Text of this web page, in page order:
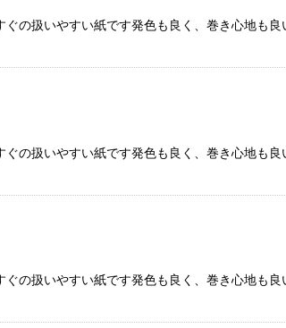
扱いやすい紙です発色も良く、巻き心地も
扱いやすい紙です発色も良く、巻き心地も
扱いやすい紙です発色も良く、巻き心地も